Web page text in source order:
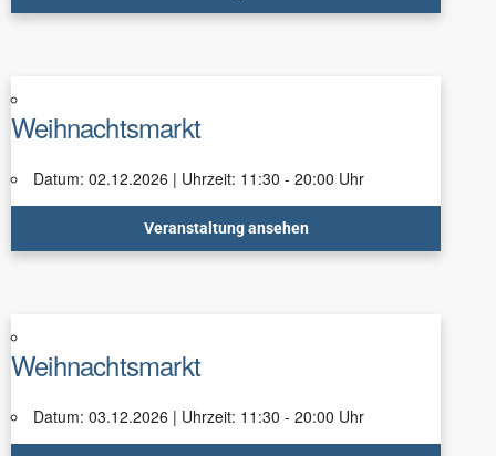
Weihnachtsmarkt
Datum: 02.12.2026 | Uhrzeit: 11:30 - 20:00 Uhr
Veranstaltung ansehen
Weihnachtsmarkt
Datum: 03.12.2026 | Uhrzeit: 11:30 - 20:00 Uhr